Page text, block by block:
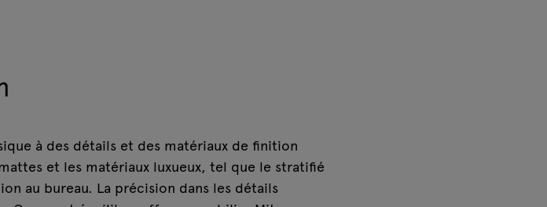
à des détails et des matériaux de finition
et les matériaux luxueux, tel que le stratifié
au bureau. La précision dans les détails